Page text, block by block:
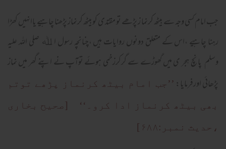
جب امام کسی وجہ سے بیٹھ کرنما ز پڑھے تو مقتدی کوبیٹھ کرنماز پڑھنا چاہیے یاانہیں کھڑا
رہنا چاہیے ،اس کے متعلق دونوں روایات ہیں ،چنانچہ رسول ا ﷲ صلی اللہ علیہ
وسلم پانچ ہجر ی میں گھوڑے سے گرکرزخمی ہوئے توآپ نے اپنے گھر میں نماز
پڑھائی اورفرمایا: ’’جب امام بیٹھ کرنماز پڑھے توتم
بھی بیٹھ کرنماز ادا کرو۔‘‘ [صحیح بخاری
،حدیث نمبر:۶۸۸]